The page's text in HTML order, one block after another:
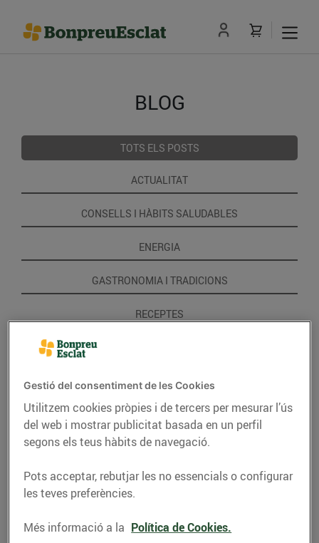
BLOG
TOTS ELS POSTS
ACTUALITAT
CONSELLS I HÀBITS SALUDABLES
ENERGIA
GASTRONOMIA I TRADICIONS
RECEPTES
RECEPTES
Gestió del consentiment de les Cookies
Utilitzem cookies pròpies i de tercers per mesurar l’ús
del web i mostrar publicitat basada en un perfil
segons els teus hàbits de navegació.
Pots acceptar, rebutjar les no essencials o configurar
les teves preferències.
Més informació a la Política de Cookies.